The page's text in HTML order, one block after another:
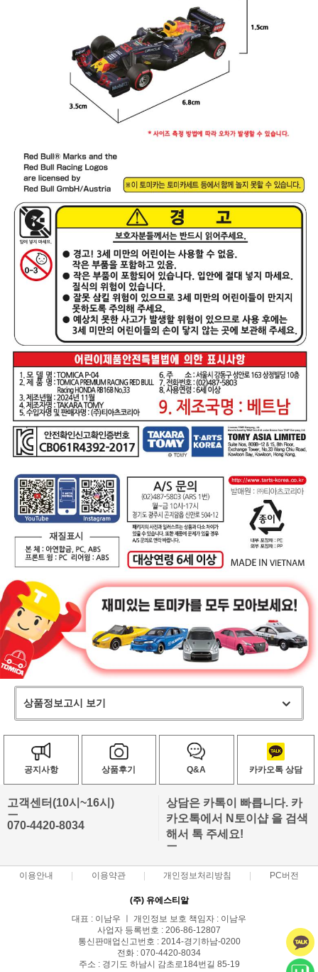
상품정보고시 보기
공지사항 상품후기 Q&A 카카오톡 상담
고객센터(10시~16시)
ㅡ
070-4420-8034
상담은 카톡이 빠릅니다. 카
카오톡에서 N토이샵 을 검색
해서 톡 주세요!
ㅡ
이용안내 이용약관 개인정보처리방침 PC버전
(주) 유에스티알
대표 : 이남우 ㅣ 개인정보 보호 책임자 : 이남우
사업자 등록번호 : 206-86-12807
통신판매업신고번호 : 2014-경기하남-0200
전화 : 070-4420-8034
주소 : 경기도 하남시 감초로184번길 85-19